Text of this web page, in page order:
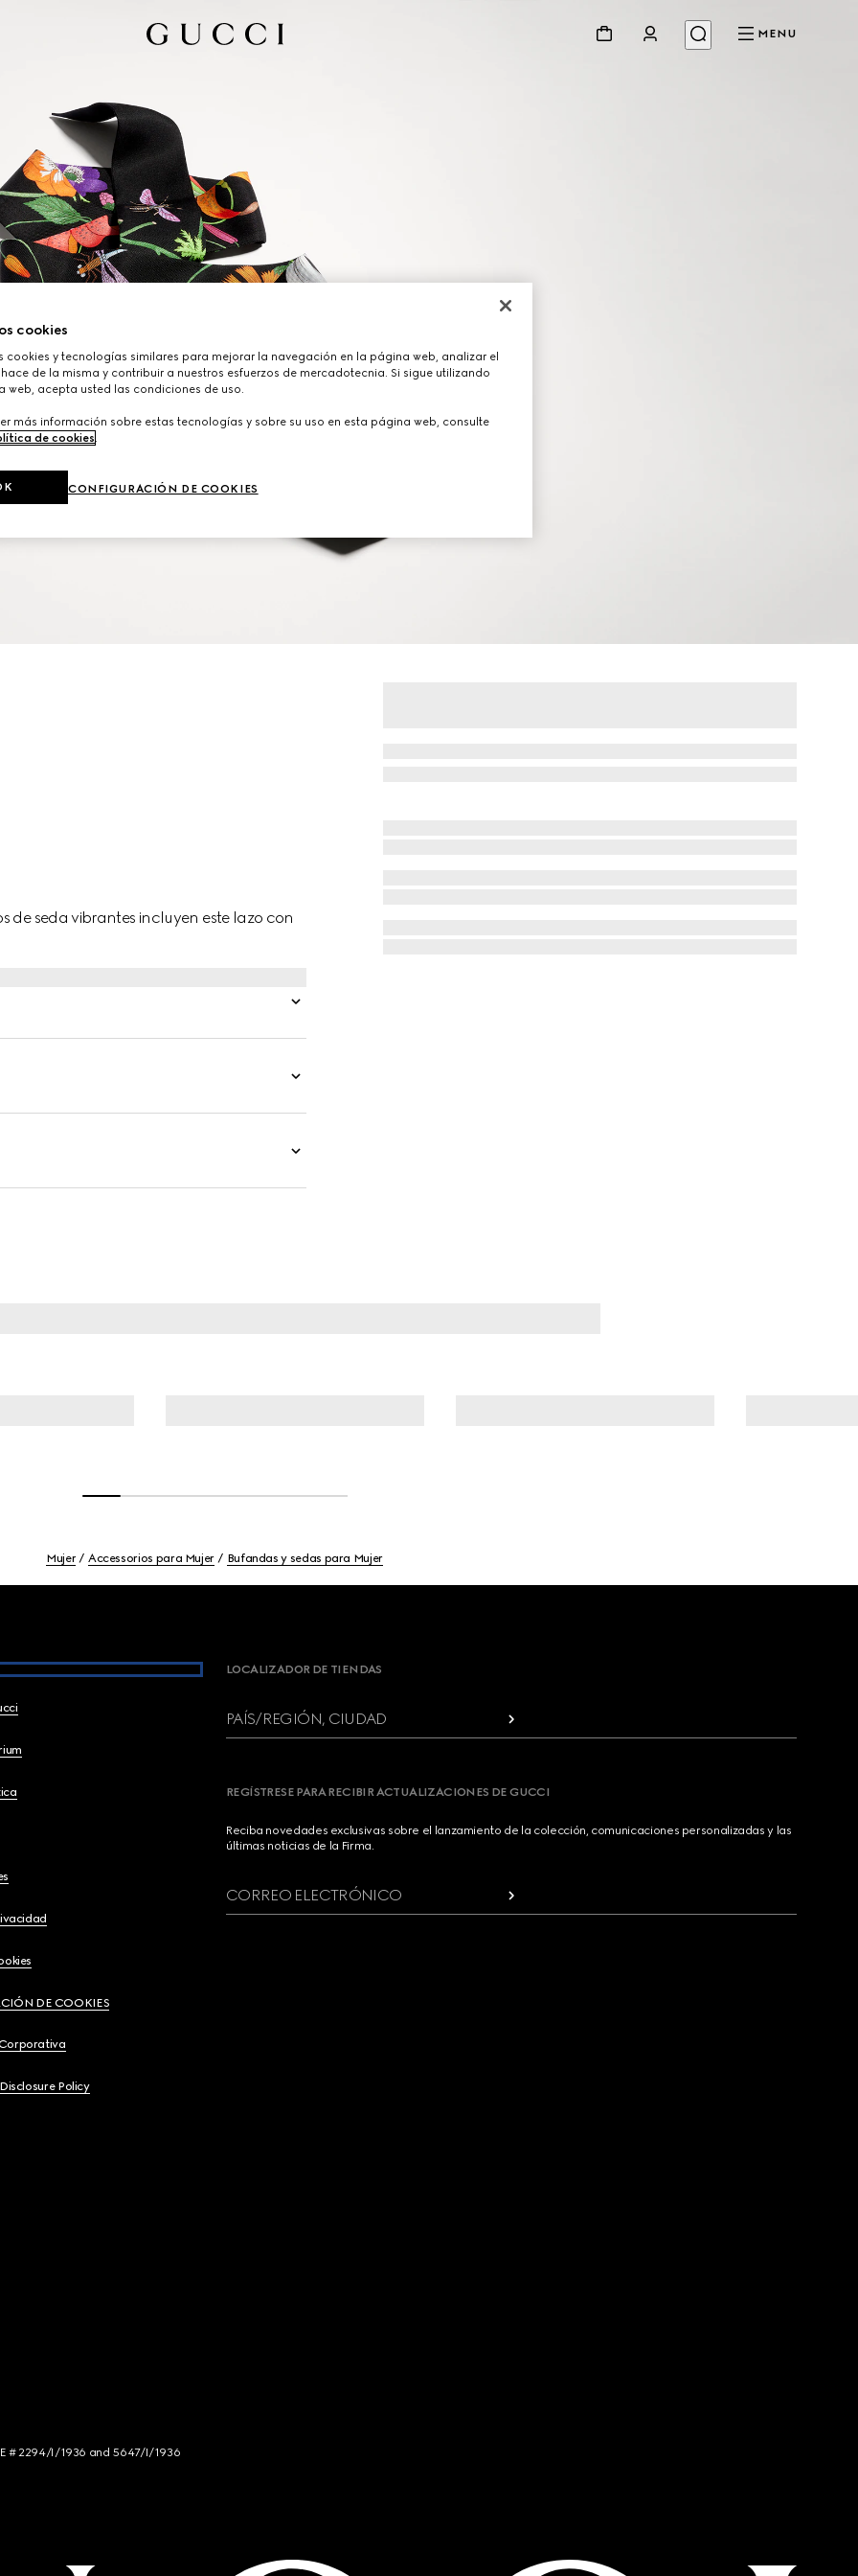
MENU
de seda vibrantes incluyen este lazo con
Mujer Accessorios para Mujer Bufandas y sedas para Mujer
DE COOKIES
Policy
LOCALIZADOR DE TIENDAS
PAÍS/REGIÓN, CIUDAD
REGÍSTRESE PARA RECIBIR ACTUALIZACIONES DE GUCCI
Reciba novedades exclusivas sobre el lanzamiento de la colección, comunicaciones personalizadas y las
últimas noticias de la Firma.
CORREO ELECTRÓNICO
# 2294/I/1936 and 5647/I/1936
cookies
cookies y tecnologías similares para mejorar la navegación en la página web, analizar el
hace de la misma y contribuir a nuestros esfuerzos de mercadotecnia. Si sigue utilizando
web, acepta usted las condiciones de uso.
más información sobre estas tecnologías y sobre su uso en esta página web, consulte
de cookies
CONFIGURACIÓN DE COOKIES